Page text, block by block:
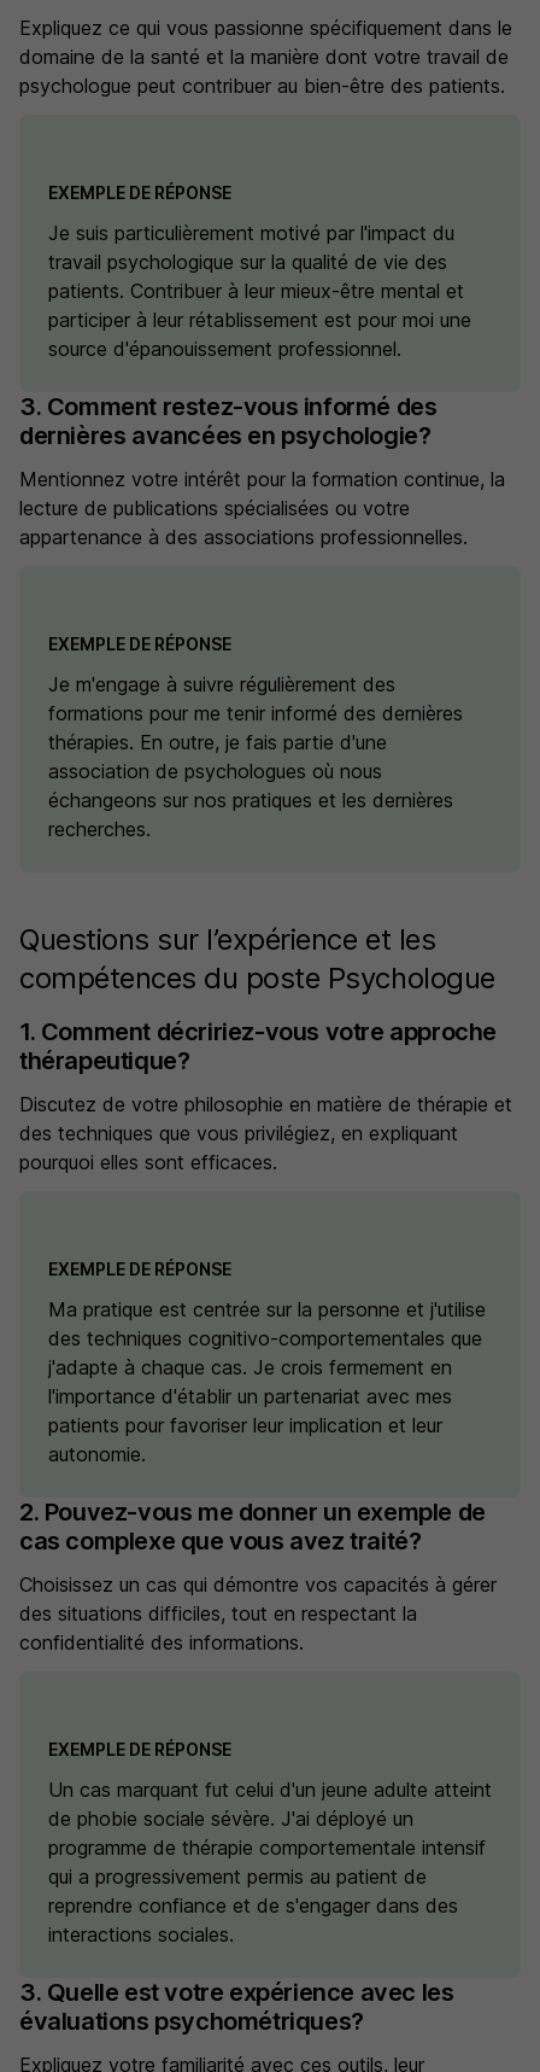
Expliquez ce qui vous passionne spécifiquement dans le
domaine de la santé et la manière dont votre travail de
psychologue peut contribuer au bien-être des patients.
EXEMPLE DE RÉPONSE
Je suis particulièrement motivé par l'impact du
travail psychologique sur la qualité de vie des
patients. Contribuer à leur mieux-être mental et
participer à leur rétablissement est pour moi une
source d'épanouissement professionnel.
3. Comment restez-vous informé des
dernières avancées en psychologie?
Mentionnez votre intérêt pour la formation continue, la
lecture de publications spécialisées ou votre
appartenance à des associations professionnelles.
EXEMPLE DE RÉPONSE
Je m'engage à suivre régulièrement des
formations pour me tenir informé des dernières
thérapies. En outre, je fais partie d'une
association de psychologues où nous
échangeons sur nos pratiques et les dernières
recherches.
Questions sur l’expérience et les
compétences du poste Psychologue
1. Comment décririez-vous votre approche
thérapeutique?
Discutez de votre philosophie en matière de thérapie et
des techniques que vous privilégiez, en expliquant
pourquoi elles sont efficaces.
EXEMPLE DE RÉPONSE
Ma pratique est centrée sur la personne et j'utilise
des techniques cognitivo-comportementales que
j'adapte à chaque cas. Je crois fermement en
l'importance d'établir un partenariat avec mes
patients pour favoriser leur implication et leur
autonomie.
2. Pouvez-vous me donner un exemple de
cas complexe que vous avez traité?
Choisissez un cas qui démontre vos capacités à gérer
des situations difficiles, tout en respectant la
confidentialité des informations.
EXEMPLE DE RÉPONSE
Un cas marquant fut celui d'un jeune adulte atteint
de phobie sociale sévère. J'ai déployé un
programme de thérapie comportementale intensif
qui a progressivement permis au patient de
reprendre confiance et de s'engager dans des
interactions sociales.
3. Quelle est votre expérience avec les
évaluations psychométriques?
Expliquez votre familiarité avec ces outils, leur